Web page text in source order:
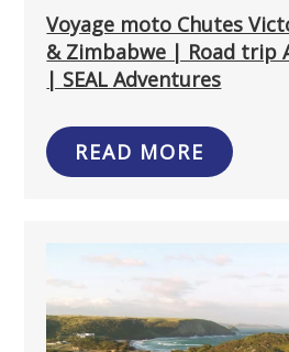
Voyage moto Chutes
& Zimbabwe | Road trip
| SEAL Adventures
READ MORE